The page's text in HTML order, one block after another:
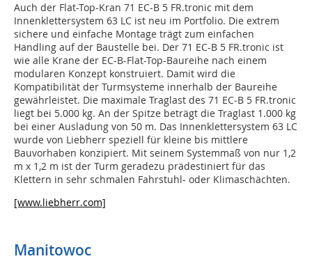
Auch der Flat-Top-Kran 71 EC-B 5 FR.tronic mit dem
Innenklettersystem 63 LC ist neu im Portfolio. Die extrem
sichere und einfache Montage trägt zum einfachen
Handling auf der Baustelle bei. Der 71 EC-B 5 FR.tronic ist
wie alle Krane der EC-B-Flat-Top-Baureihe nach einem
modularen Konzept konstruiert. Damit wird die
Kompatibilität der Turmsysteme innerhalb der Baureihe
gewährleistet. Die maximale Traglast des 71 EC‑B 5 FR.tronic
liegt bei 5.000 kg. An der Spitze beträgt die Traglast 1.000 kg
bei einer Ausladung von 50 m. Das Innenklettersystem 63 LC
wurde von Liebherr speziell für kleine bis mittlere
Bauvorhaben konzipiert. Mit seinem Systemmaß von nur 1,2
m x 1,2 m ist der Turm geradezu prädestiniert für das
Klettern in sehr schmalen Fahrstuhl- oder Klimaschächten.
[www.liebherr.com]
Manitowoc